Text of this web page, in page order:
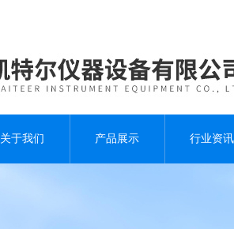
关于我们 产品展示 行业资讯